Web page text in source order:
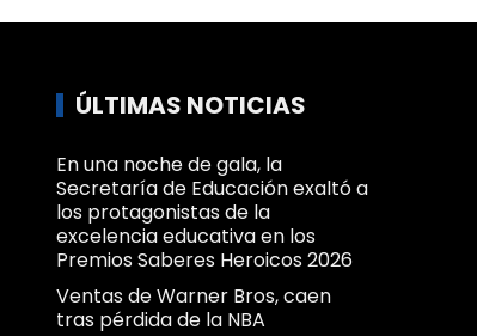
ÚLTIMAS NOTICIAS
En una noche de gala, la
Secretaría de Educación exaltó a
los protagonistas de la
excelencia educativa en los
Premios Saberes Heroicos 2026
Ventas de Warner Bros, caen
tras pérdida de la NBA